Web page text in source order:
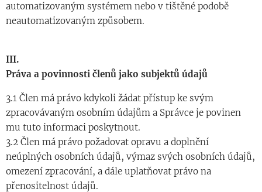
automatizovaným systémem nebo v tištěné podobě
neautomatizovaným způsobem.
III.
Práva a povinnosti členů jako subjektů údajů
3.1 Člen má právo kdykoli žádat přístup ke svým
zpracovávaným osobním údajům a Správce je povinen
mu tuto informaci poskytnout.
3.2 Člen má právo požadovat opravu a doplnění
neúplných osobních údajů, výmaz svých osobních údajů,
omezení zpracování, a dále uplatňovat právo na
přenositelnost údajů.